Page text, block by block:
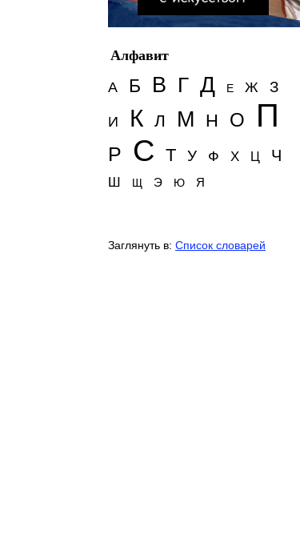
Алфавит
А
Б В Г Д Е Ж З
И К Л М Н О П
Р С Т У Ф Х Ц Ч
Ш Щ Э Ю Я
Заглянуть в: Список словарей